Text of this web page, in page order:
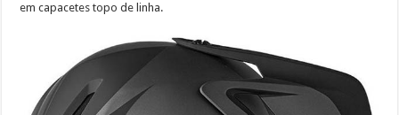
em capacetes topo de linha.